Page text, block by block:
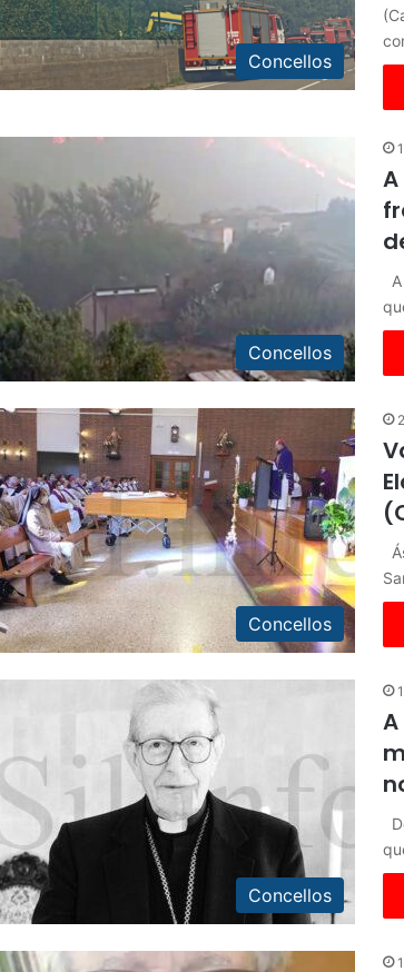
Concellos
Concellos
Concellos
Concellos